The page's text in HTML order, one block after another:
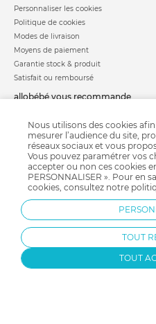
Personnaliser les cookies
Politique de cookies
Modes de livraison
Moyens de paiement
Garantie stock & produit
Satisfait ou remboursé
allobébé vous recommande
Nos labels
Nos licences
Besoin d'aide ?
FAQ
Nous utilisons des cookies
mesurer l’audience du site,
réseaux sociaux et vous
Vous pouvez paramétrer vos
accepter ou non ces cookies
PERSONNALISER ». Pour en
cookies, consultez notre
TOUT
TOUT